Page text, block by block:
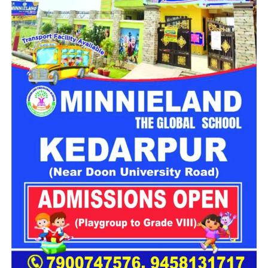
लिए फॉर्म
उत्तराखंड अधीनस्थ सेवा चयन आयोगके अध्यक्ष जीएस मर्तोलिया ने बताया
कि दिसंबर से पहले करीब 2477 पदों पर आवेदन प्रक्रिया पूरी कर ली
जाएगी। इनमें स्केलर, कनिष्ठ सहायक, वैयक्तिक सहायक, स्नातक स्तरीय
विज्ञान वर्ग के पद, पुलिस, आबकारी और परिवहन विभाग के वर्दीधारी पद,
संस्कृत विभाग में सहायक अध्यापक तथा सहायक विकास अधिकारी जैसे
पद शामिल हैं।
इसके समानांतर जिन रिक्त पदों के लिए आवेदन प्रक्रिया पूरी हो चुकी है,
उनकी परीक्षा भी दिसंबर तक करा ली जाएगी। इनमें व्यैक्तिक सहायक,
पशुधन प्रसार अधिकारी, विभिन्न सेवाओं के तकनीकी पद, सहायक
लेखाकार, कृषि विभाग के इंटरमीडिएट स्तर के पद तथा विभिन्न विभागों के
स्नातक स्तरीय पद सहित कुल 1470 पद शामिल हैं।